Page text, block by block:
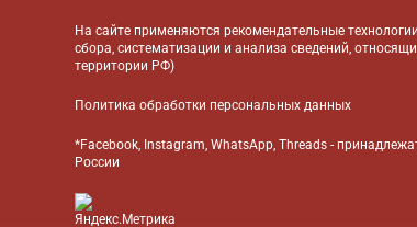
На сайте применяютсярекомендательные технологии
сбора, систематизации и анализа сведений,
территории РФ)
Политика обработки персональных данных
*Facebook, Instagram, WhatsApp, Threads -
России